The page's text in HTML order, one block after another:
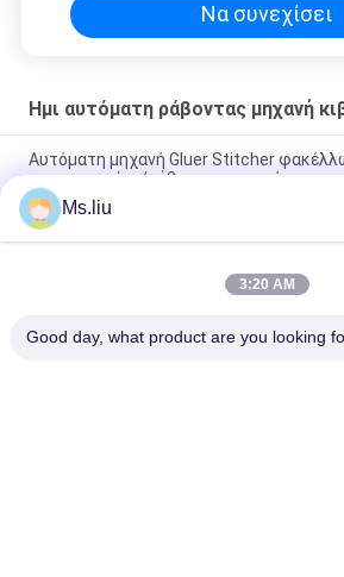
Να συνεχίσει
Ημι αυτόματη ράβοντας μηχανή
Αυτόματη μηχανή Gluer Stitcher
ευρεσιτεχνίας/ράβοντας μηχανή
380V ημι αυτόματο διπλό σερβο ημι
κοινό Stitcher μηχανών κιβωτίων
1400x2600 ημι αυτόματη ράβοντας
Ms.liu
3:20 AM
Good day, what product are you looking